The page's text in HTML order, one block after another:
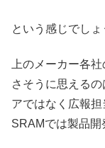
という感じでしょ
上のメーカー各
さそうに思える
アではなく広報
SRAMでは製品開